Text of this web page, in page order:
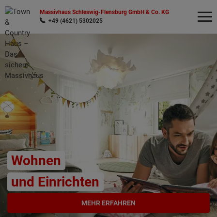
Massivhaus Schleswig-Flensburg GmbH & Co. KG
+49 (4621) 5302025
Wohnen
und Einrichten
MEHR ERFAHREN
Wonach möchten Sie suchen?